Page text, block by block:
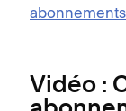
Vidéo :